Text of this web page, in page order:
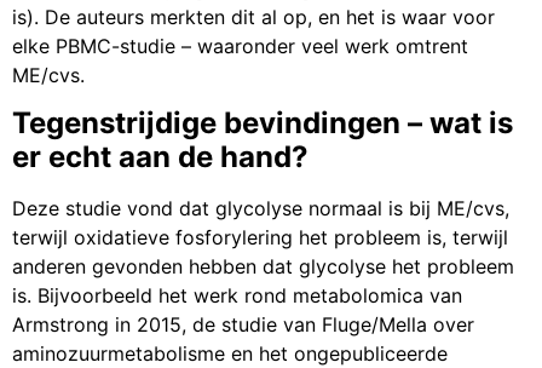
is). De auteurs merkten dit al op, en het is waar voor
elke PBMC-studie – waaronder veel werk omtrent
ME/cvs.
Tegenstrijdige bevindingen – wat is
er echt aan de hand?
Deze studie vond dat glycolyse normaal is bij ME/cvs,
terwijl oxidatieve fosforylering het probleem is, terwijl
anderen gevonden hebben dat glycolyse het probleem
is. Bijvoorbeeld het werk rond metabolomica van
Armstrong in 2015, de studie van Fluge/Mella over
aminozuurmetabolisme en het ongepubliceerde